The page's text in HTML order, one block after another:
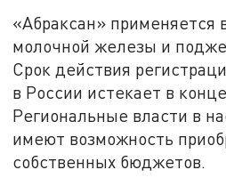
«Абраксан» применяется
молочной железы и
Срок действия
в России истекает в
Региональные власти в
имеют возможность
собственных бюджетов.